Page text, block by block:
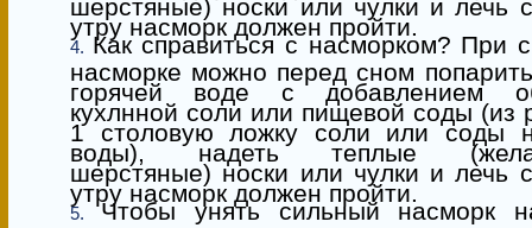
утру насморк должен пройти.
Как справиться с насморком? При
насморке можно перед сном
горячей воде с добавлением
кухлнной соли или пищевой соды (из
1 столовую ложку соли или соды
воды), надеть теплые
шерстяные) носки или чулки и лечь
утру насморк должен пройти.
Чтобы унять сильный насморк